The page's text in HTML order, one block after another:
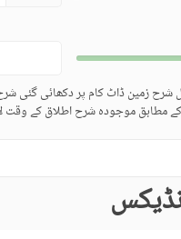
شرح زمین ڈاٹ کام پر دکھائی گئی
مطابق موجودہ شرح اطلاق کے وقت